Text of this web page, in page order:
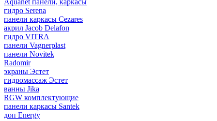
Aquanet панели, каркасы
гидро Serena
панели каркасы Cezares
акрил Jacob Delafon
гидро VITRA
панели Vagnerplast
панели Novitek
Radomir
экраны Эстет
гидромассаж Эстет
ванны Jika
RGW комплектующие
панели каркасы Santek
доп Energy